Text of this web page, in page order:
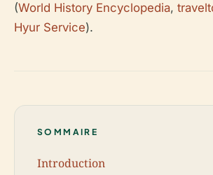
(World History Encyclopedia,
Hyur Service).
SOMMAIRE
Introduction